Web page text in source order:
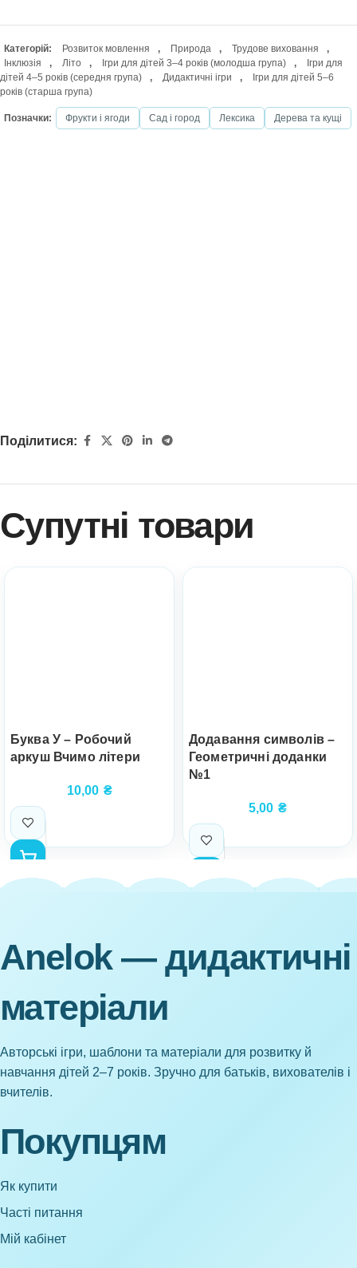
Категорій: Розвиток мовлення , Природа , Трудове виховання
,
Інклюзія
, Літо , Ігри для дітей 3–4 років (молодша група) ,
Ігри для
дітей 4–5 років (середня група)
, Дидактичні ігри ,
Ігри для дітей 5–6
років (старша група)
Позначки: Фрукти і ягоди Сад і город Лексика Дерева та кущі
Поділитися:
Супутні товари
Буква У – Робочий
аркуш Вчимо літери
10,00 ₴
Додавання символів –
Геометричні доданки
№1
5,00 ₴
Anelok — дидактичні
матеріали
Авторські ігри, шаблони та матеріали для розвитку й
навчання дітей 2–7 років. Зручно для батьків, вихователів і
вчителів.
Покупцям
Як купити
Часті питання
Мій кабінет